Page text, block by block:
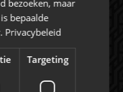
bezoeken, maar
bepaalde
Privacybeleid
Targeting